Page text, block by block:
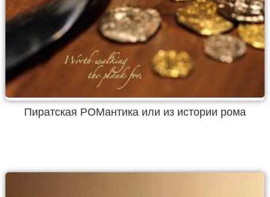
Пиратская РОМантика или из истории рома